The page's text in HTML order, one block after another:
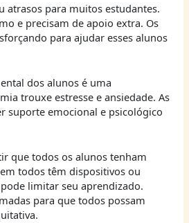
atrasos para muitos estudantes.
e precisam de apoio extra. Os
para ajudar esses alunos
dos alunos é uma
trouxe estresse e ansiedade. As
suporte emocional e psicológico
que todos os alunos tenham
todos têm dispositivos ou
limitar seu aprendizado.
para que todos possam